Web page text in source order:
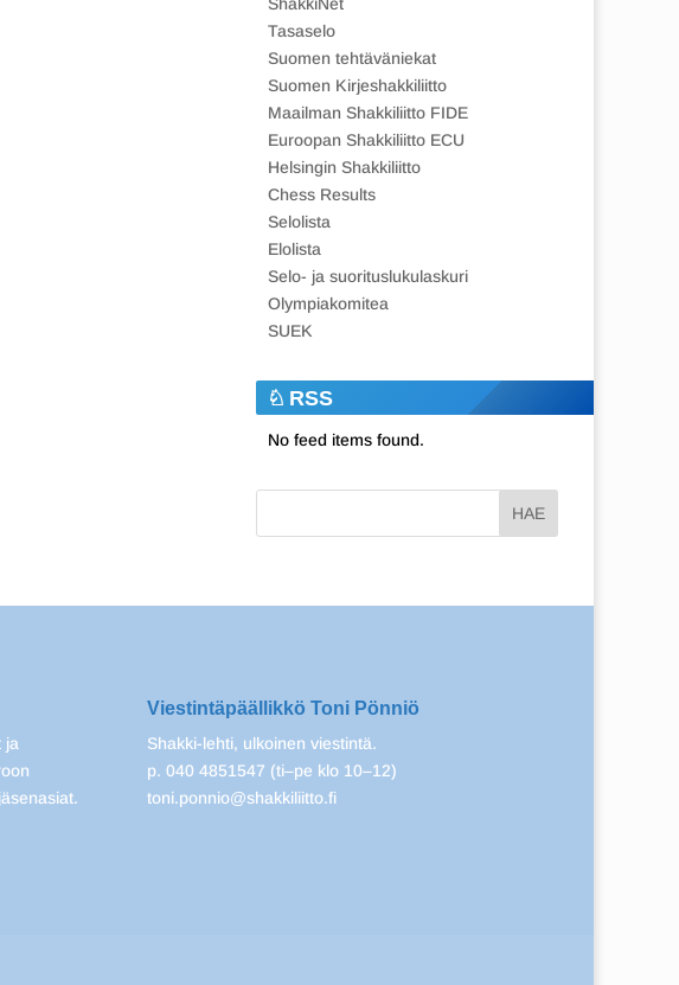
ShakkiNet
Tasaselo
Suomen tehtäväniekat
Suomen Kirjeshakkiliitto
Maailman Shakkiliitto FIDE
Euroopan Shakkiliitto ECU
Helsingin Shakkiliitto
Chess Results
Selolista
Elolista
Selo- ja suorituslukulaskuri
Olympiakomitea
SUEK
RSS
No feed items found.
ja
Viestintäpäällikkö Toni Pönniö
Shakki-lehti, ulkoinen viestintä.
p. 040 4851547 (ti–pe klo 10–12)
toni.ponnio@shakkiliitto.fi